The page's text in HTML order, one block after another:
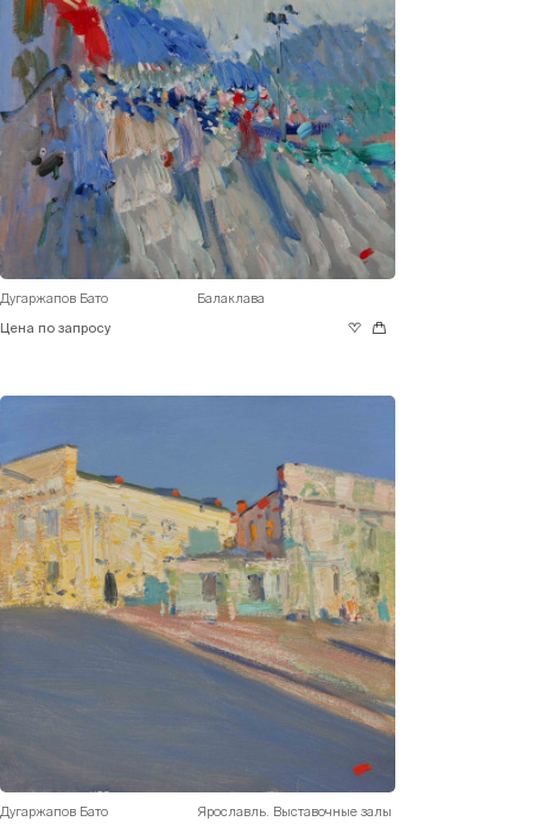
Дугаржапов Бато Балаклава
Цена по запросу
Дугаржапов Бато Ярославль. Выставочные залы